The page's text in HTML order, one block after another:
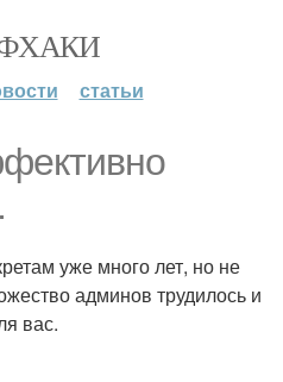
статьи
уже много лет, но не
админов трудилось и
вас.